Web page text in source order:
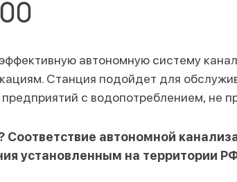
автономную систему
Станция подойдет для
с водопотреблением, не
автономной
установленным на территории